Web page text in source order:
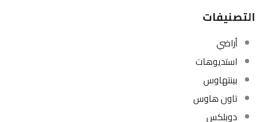
التصنيفات
أراضي
استديوهات
بينتهاوس
تاون هاوس
دوبلكس